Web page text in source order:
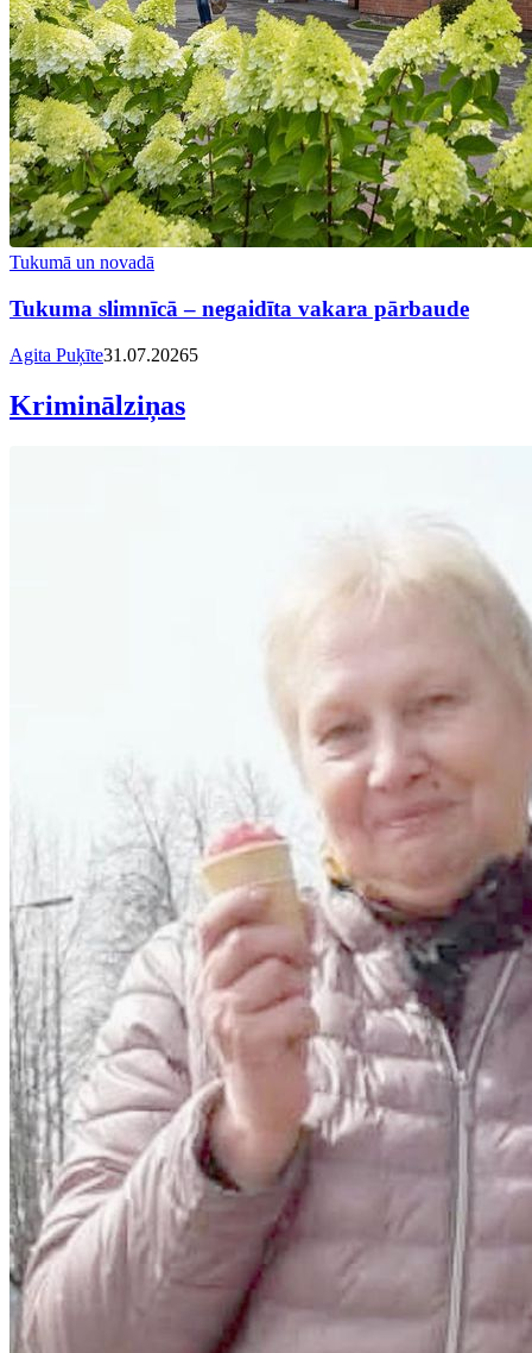
Tukumā un novadā
Tukuma slimnīcā – negaidīta vakara pārbaude
Agita Puķīte31.07.20265
Kriminālziņas